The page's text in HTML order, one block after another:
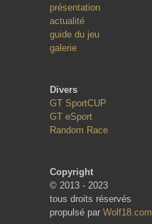
présentation
actualité
guide du jeu
galerie
Divers
GT SportCUP
GT eSport
Random Race
Copyright
© 2013 - 2023
tous droits réservés
propulsé par Wolf18.com